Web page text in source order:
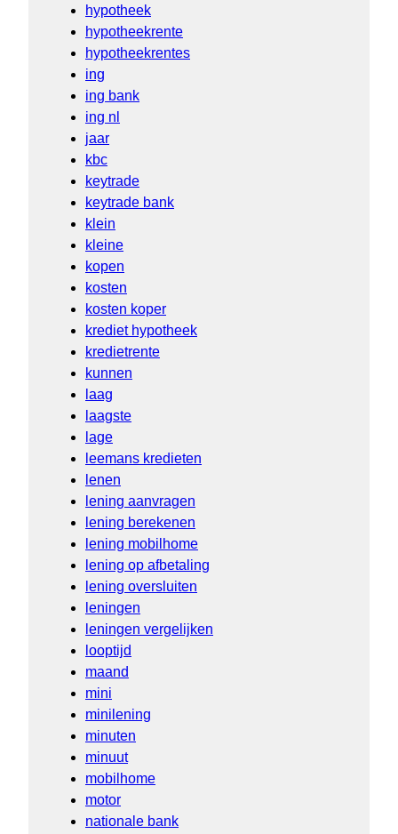
hypotheek
hypotheekrente
hypotheekrentes
ing
ing bank
ing nl
jaar
kbc
keytrade
keytrade bank
klein
kleine
kopen
kosten
kosten koper
krediet hypotheek
kredietrente
kunnen
laag
laagste
lage
leemans kredieten
lenen
lening aanvragen
lening berekenen
lening mobilhome
lening op afbetaling
lening oversluiten
leningen
leningen vergelijken
looptijd
maand
mini
minilening
minuten
minuut
mobilhome
motor
nationale bank